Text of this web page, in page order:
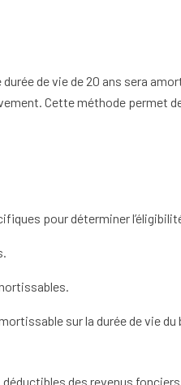
de vie de 20 ans sera
Cette méthode permet
pour déterminer
sur la durée de vie du
des revenus